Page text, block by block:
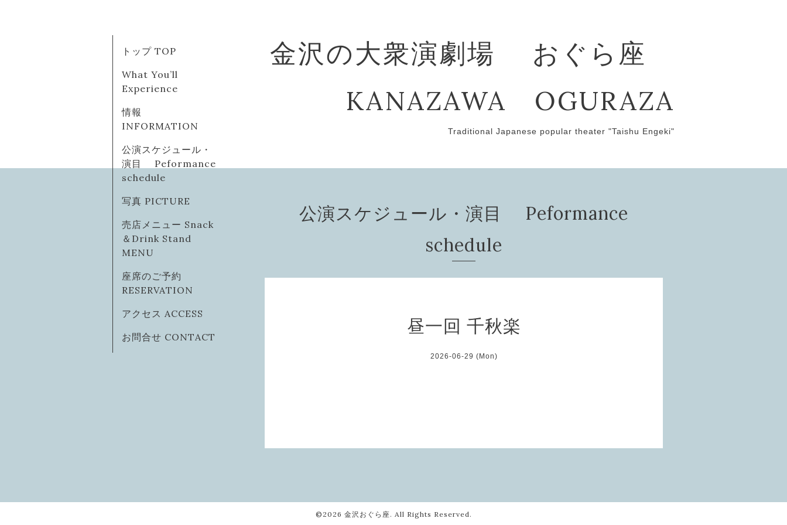
金沢の大衆演劇場 おぐら座
KANAZAWA OGURAZA
Traditional Japanese popular theater "Taishu Engeki"
トップ TOP
What You’ll
Experience
情報
INFORMATION
公演スケジュール・
演目 Peformance
schedule
写真 PICTURE
売店メニュー Snack
＆Drink Stand
MENU
座席のご予約
RESERVATION
アクセス ACCESS
お問合せ CONTACT
公演スケジュール・演目 Peformance
schedule
昼一回 千秋楽
2026-06-29 (Mon)
©2026 金沢おぐら座. All Rights Reserved.